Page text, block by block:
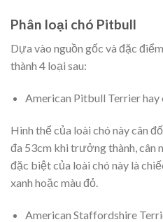
Phân loại chó Pitbull
Dựa vào nguồn gốc và đặc
thành 4 loại sau:
American Pitbull Terrier
Hình thể của loài chó này cân
đa 53cm khi trưởng thành, cân
đặc biệt của loài chó này là
xanh hoặc màu đỏ.
American Staffordshire